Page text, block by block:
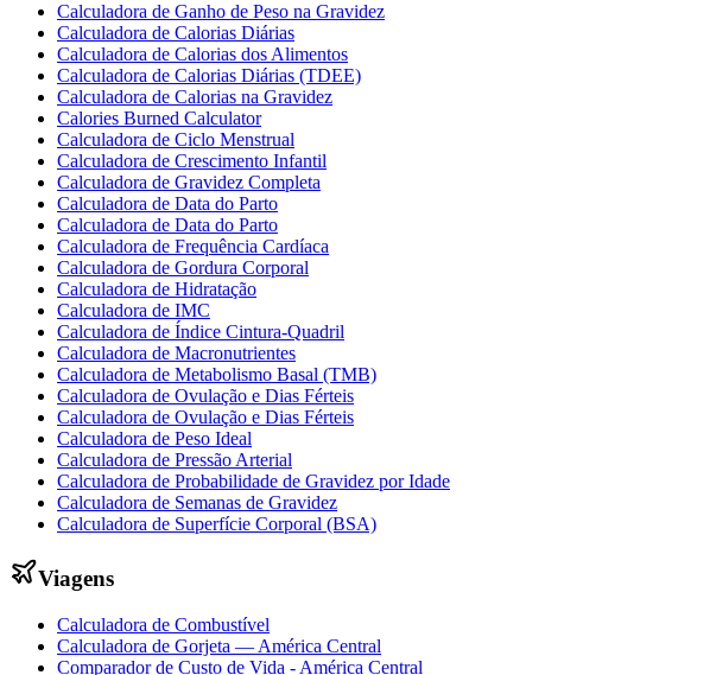
Calculadora de Ganho de Peso na Gravidez
Calculadora de Calorias Diárias
Calculadora de Calorias dos Alimentos
Calculadora de Calorias Diárias (TDEE)
Calculadora de Calorias na Gravidez
Calories Burned Calculator
Calculadora de Ciclo Menstrual
Calculadora de Crescimento Infantil
Calculadora de Gravidez Completa
Calculadora de Data do Parto
Calculadora de Data do Parto
Calculadora de Frequência Cardíaca
Calculadora de Gordura Corporal
Calculadora de Hidratação
Calculadora de IMC
Calculadora de Índice Cintura-Quadril
Calculadora de Macronutrientes
Calculadora de Metabolismo Basal (TMB)
Calculadora de Ovulação e Dias Férteis
Calculadora de Ovulação e Dias Férteis
Calculadora de Peso Ideal
Calculadora de Pressão Arterial
Calculadora de Probabilidade de Gravidez por Idade
Calculadora de Semanas de Gravidez
Calculadora de Superfície Corporal (BSA)
Viagens
Calculadora de Combustível
Calculadora de Gorjeta — América Central
Comparador de Custo de Vida - América Central